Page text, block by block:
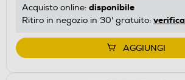
Acquisto online: disponibile
Ritiro in negozio in 30' gratuito: verifica
AGGIUNGI